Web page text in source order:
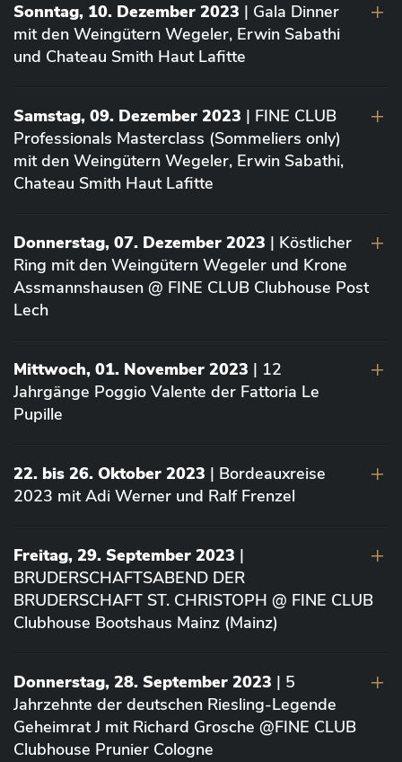
Sonntag, 10. Dezember 2023 | Gala Dinner
mit den Weingütern Wegeler, Erwin Sabathi
und Chateau Smith Haut Lafitte
Samstag, 09. Dezember 2023 | FINE CLUB
Professionals Masterclass (Sommeliers only)
mit den Weingütern Wegeler, Erwin Sabathi,
Chateau Smith Haut Lafitte
Donnerstag, 07. Dezember 2023 | Köstlicher
Ring mit den Weingütern Wegeler und Krone
Assmannshausen @ FINE CLUB Clubhouse Post
Lech
Mittwoch, 01. November 2023 | 12
Jahrgänge Poggio Valente der Fattoria Le
Pupille
22. bis 26. Oktober 2023 | Bordeauxreise
2023 mit Adi Werner und Ralf Frenzel
Freitag, 29. September 2023 |
BRUDERSCHAFTSABEND DER
BRUDERSCHAFT ST. CHRISTOPH @ FINE CLUB
Clubhouse Bootshaus Mainz (Mainz)
Donnerstag, 28. September 2023 | 5
Jahrzehnte der deutschen Riesling-Legende
Geheimrat J mit Richard Grosche @FINE CLUB
Clubhouse Prunier Cologne